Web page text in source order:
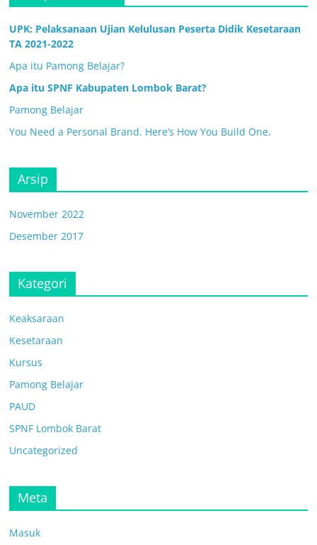
UPK: Pelaksanaan Ujian Kelulusan Peserta Didik Kesetaraan
TA 2021-2022
Apa itu Pamong Belajar?
Apa itu SPNF Kabupaten Lombok Barat?
Pamong Belajar
You Need a Personal Brand. Here’s How You Build One.
Arsip
November 2022
Desember 2017
Kategori
Keaksaraan
Kesetaraan
Kursus
Pamong Belajar
PAUD
SPNF Lombok Barat
Uncategorized
Meta
Masuk